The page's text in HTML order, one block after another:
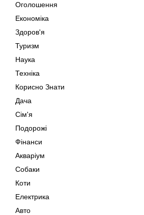
Оголошення
Економіка
Здоров'я
Туризм
Наука
Техніка
Корисно Знати
Дача
Сім'я
Подорожі
Фінанси
Акваріум
Собаки
Коти
Електрика
Авто